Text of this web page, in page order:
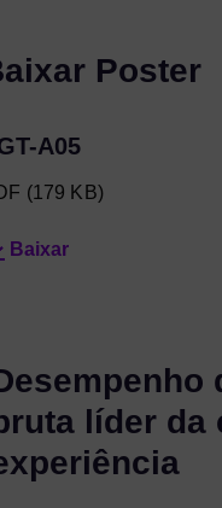
Poster
A05
(179 KB)
Baixar
líder da